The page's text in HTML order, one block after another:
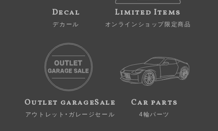
Decal
デカール
Limited Items
オンラインショップ限定商品
Outlet garageSale
アウトレット・ガレージセール
Car parts
4輪パーツ